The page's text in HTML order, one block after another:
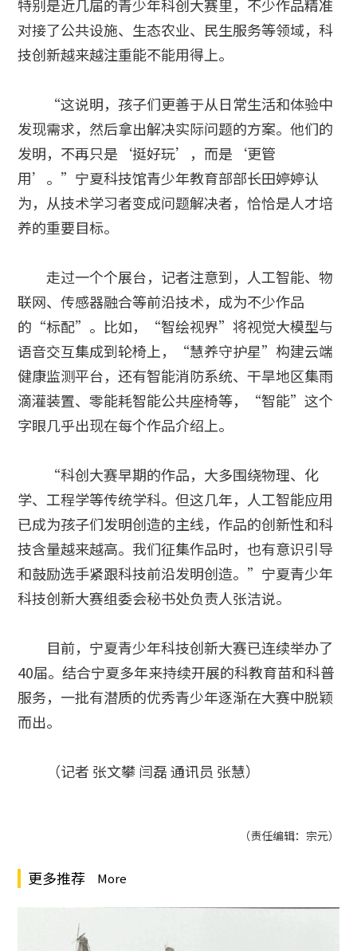
特别是近几届的青少年科创大赛里，不少作品精准
对接了公共设施、生态农业、民生服务等领域，科
技创新越来越注重能不能用得上。
“这说明，孩子们更善于从日常生活和体验中
发现需求，然后拿出解决实际问题的方案。他们的
发明，不再只是‘挺好玩’，而是‘更管
用’。”宁夏科技馆青少年教育部部长田婷婷认
为，从技术学习者变成问题解决者，恰恰是人才培
养的重要目标。
走过一个个展台，记者注意到，人工智能、物
联网、传感器融合等前沿技术，成为不少作品
的“标配”。比如，“智绘视界”将视觉大模型与
语音交互集成到轮椅上，“慧养守护星”构建云端
健康监测平台，还有智能消防系统、干旱地区集雨
滴灌装置、零能耗智能公共座椅等，“智能”这个
字眼几乎出现在每个作品介绍上。
“科创大赛早期的作品，大多围绕物理、化
学、工程学等传统学科。但这几年，人工智能应用
已成为孩子们发明创造的主线，作品的创新性和科
技含量越来越高。我们征集作品时，也有意识引导
和鼓励选手紧跟科技前沿发明创造。”宁夏青少年
科技创新大赛组委会秘书处负责人张洁说。
目前，宁夏青少年科技创新大赛已连续举办了
40届。结合宁夏多年来持续开展的科教育苗和科普
服务，一批有潜质的优秀青少年逐渐在大赛中脱颖
而出。
（记者 张文攀 闫磊 通讯员 张慧）
（责任编辑：宗元）
更多推荐 More